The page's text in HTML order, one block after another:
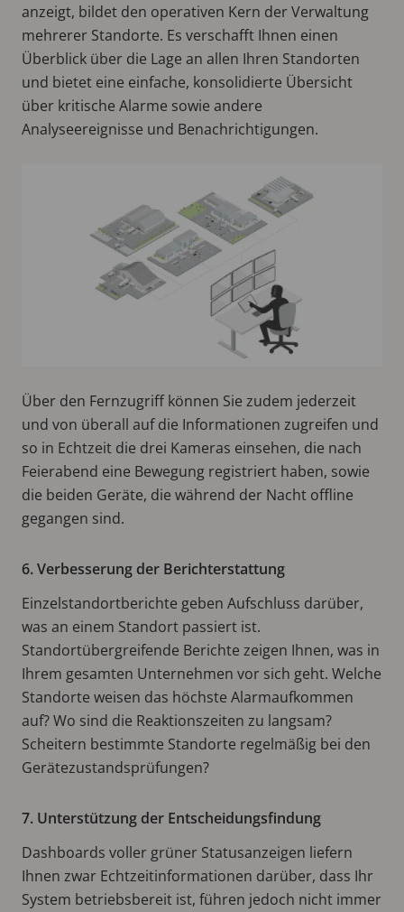
anzeigt, bildet den operativen Kern der Verwaltung
mehrerer Standorte. Es verschafft Ihnen einen
Überblick über die Lage an allen Ihren Standorten
und bietet eine einfache, konsolidierte Übersicht
über kritische Alarme sowie andere
Analyseereignisse und Benachrichtigungen.
Über den Fernzugriff können Sie zudem jederzeit
und von überall auf die Informationen zugreifen und
so in Echtzeit die drei Kameras einsehen, die nach
Feierabend eine Bewegung registriert haben, sowie
die beiden Geräte, die während der Nacht offline
gegangen sind.
6. Verbesserung der Berichterstattung
Einzelstandortberichte geben Aufschluss darüber,
was an einem Standort passiert ist.
Standortübergreifende Berichte zeigen Ihnen, was in
Ihrem gesamten Unternehmen vor sich geht. Welche
Standorte weisen das höchste Alarmaufkommen
auf? Wo sind die Reaktionszeiten zu langsam?
Scheitern bestimmte Standorte regelmäßig bei den
Gerätezustandsprüfungen?
7. Unterstützung der Entscheidungsfindung
Dashboards voller grüner Statusanzeigen liefern
Ihnen zwar Echtzeitinformationen darüber, dass Ihr
System betriebsbereit ist, führen jedoch nicht immer